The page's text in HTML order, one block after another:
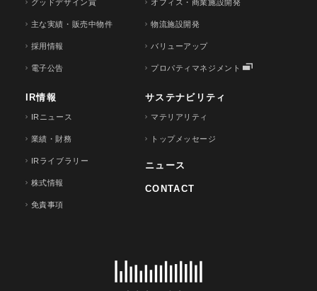
グッドデザイン賞
主な実績・販売中物件
採用情報
電子公告
オフィス・商業施設開発
物流施設開発
バリューアップ
プロパティマネジメント
IR情報
IRニュース
業績・財務
IRライブラリー
株式情報
免責事項
サステナビリティ
マテリアリティ
トップメッセージ
ニュース
CONTACT